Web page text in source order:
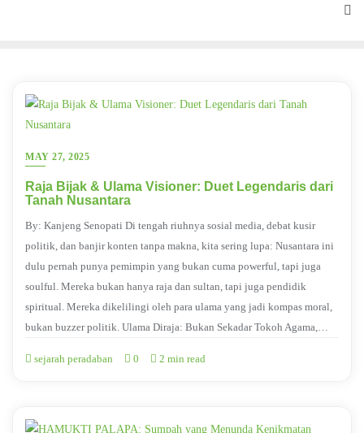
MAY 27, 2025
Raja Bijak & Ulama Visioner: Duet Legendaris dari
Tanah Nusantara
By: Kanjeng Senopati Di tengah riuhnya sosial media, debat kusir
politik, dan banjir konten tanpa makna, kita sering lupa: Nusantara ini
dulu pernah punya pemimpin yang bukan cuma powerful, tapi juga
soulful. Mereka bukan hanya raja dan sultan, tapi juga pendidik
spiritual. Mereka dikelilingi oleh para ulama yang jadi kompas moral,
bukan buzzer politik. Ulama Diraja: Bukan Sekadar Tokoh Agama,…
sejarah peradaban 0 2 min read